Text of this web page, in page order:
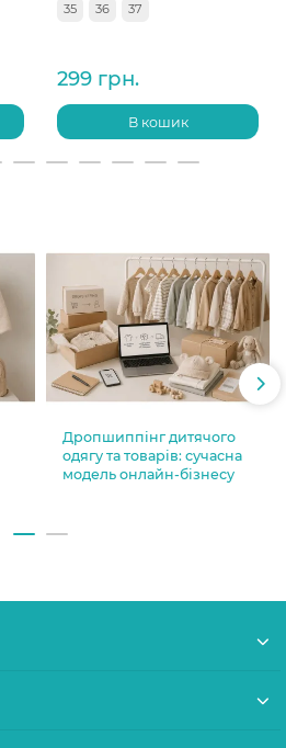
35 36 37
299 грн.
В кошик
Дропшиппінг дитячого
одягу та товарів: сучасна
модель онлайн-бізнесу